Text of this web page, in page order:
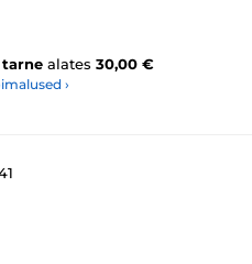
tarne alates 30,00 €
›